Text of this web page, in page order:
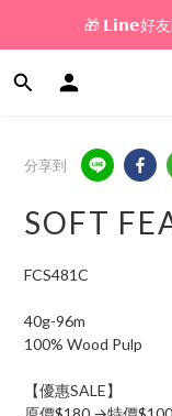
🎁 新好友
🎁 𝗟𝗶𝗻𝗲好
🎁 新好友
分享到
SOFT
FCS481C
40g-96m
100% Wood Pulp
【優惠SALE】